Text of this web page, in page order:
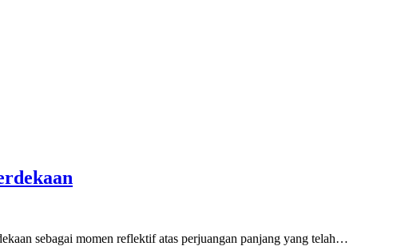
sebagai momen reflektif atas perjuangan panjang yang telah…